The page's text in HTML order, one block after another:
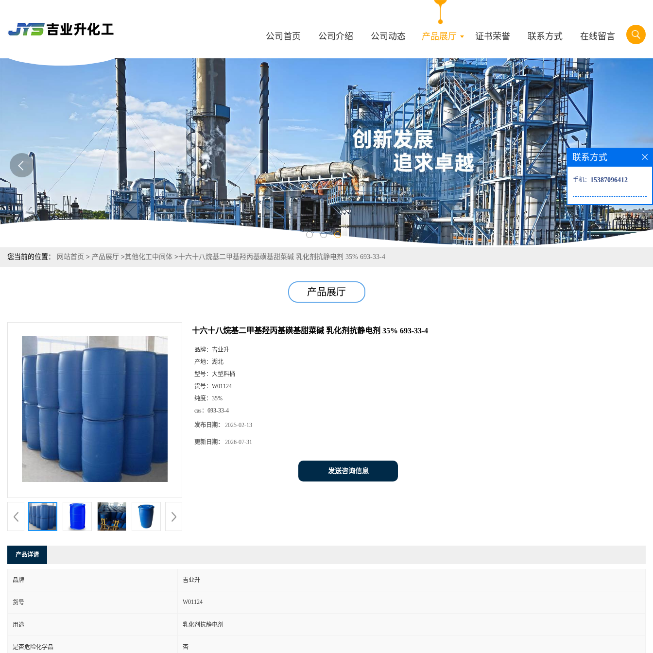
公司首页 公司介绍 公司动态 产品展厅 证书荣誉 联系方式 在线留言
您当前的位置： 网站首页 > 产品展厅 >其他化工中间体 >十六十八烷基二甲基羟丙基磺基甜菜碱 乳化剂抗静电剂 35% 693-33-4
产品展厅
十六十八烷基二甲基羟丙基磺基甜菜碱 乳化剂抗静电剂 35% 693-33-4
品牌： 吉业升
产地： 湖北
型号： 大塑料桶
货号： W01124
纯度： 35%
cas： 693-33-4
发布日期： 2025-02-13
更新日期： 2026-07-31
发送咨询信息
产品详请
品牌 吉业升
货号 W01124
用途 乳化剂抗静电剂
是否危险化学品 否
联系方式
手机： 15387096412